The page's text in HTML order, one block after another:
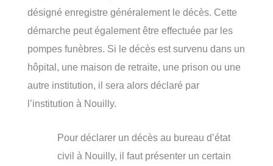
désigné enregistre généralement le décès. Cette
démarche peut également être effectuée par les
pompes funèbres. Si le décès est survenu dans un
hôpital, une maison de retraite, une prison ou une
autre institution, il sera alors déclaré par
l’institution à Nouilly.
Pour déclarer un décès au bureau d’état
civil à Nouilly, il faut présenter un certain